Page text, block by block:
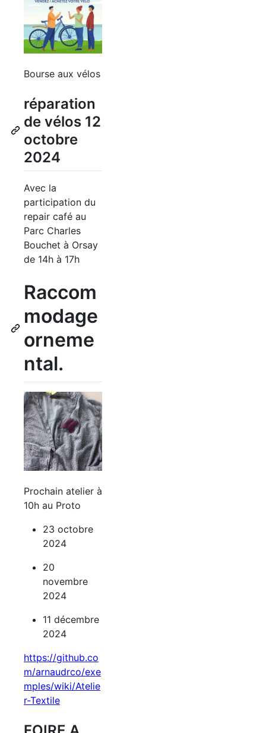
Bourse aux vélos
réparation
de vélos 12
octobre
2024
Avec la
participation du
repair café au
Parc Charles
Bouchet à Orsay
de 14h à 17h
Raccom
modage
orneme
ntal.
Prochain atelier à
10h au Proto
23 octobre
2024
20
novembre
2024
11 décembre
2024
https://github.co
m/arnaudrco/exe
mples/wiki/Atelie
r-Textile